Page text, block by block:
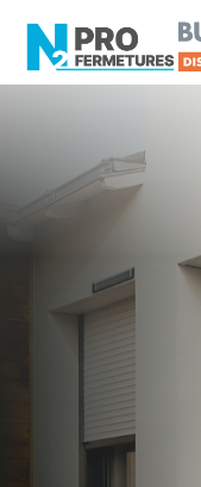
LOIRE-ATLANTIQUE
Volet
Savenay
Artisan,
N2PRO
roulant officiel